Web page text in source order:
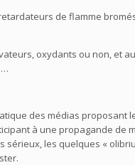
de flamme
oxydants ou non, et
des médias proposant
à une propagande de
sérieux, les quelques «